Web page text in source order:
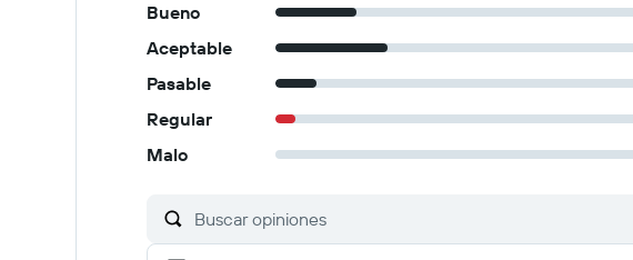
Bueno
Aceptable
Pasable
Regular
Malo